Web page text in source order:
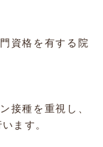
資格を有する院
接種を重視し、
ます。